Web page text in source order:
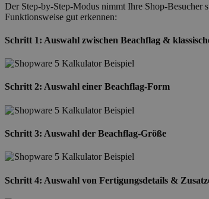
Der Step-by-Step-Modus nimmt Ihre Shop-Besucher
Funktionsweise gut erkennen:
Schritt 1: Auswahl zwischen Beachflag &
Schritt 2: Auswahl einer Beachflag-Form
Schritt 3: Auswahl der Beachflag-Größe
Schritt 4: Auswahl von Fertigungsdetails &